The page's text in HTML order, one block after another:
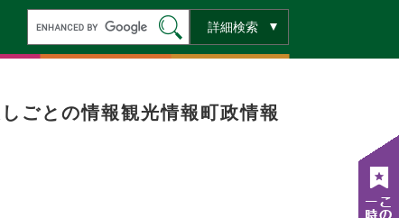
ー
ー
詳細検索
しごとの情報観光情報町政情報